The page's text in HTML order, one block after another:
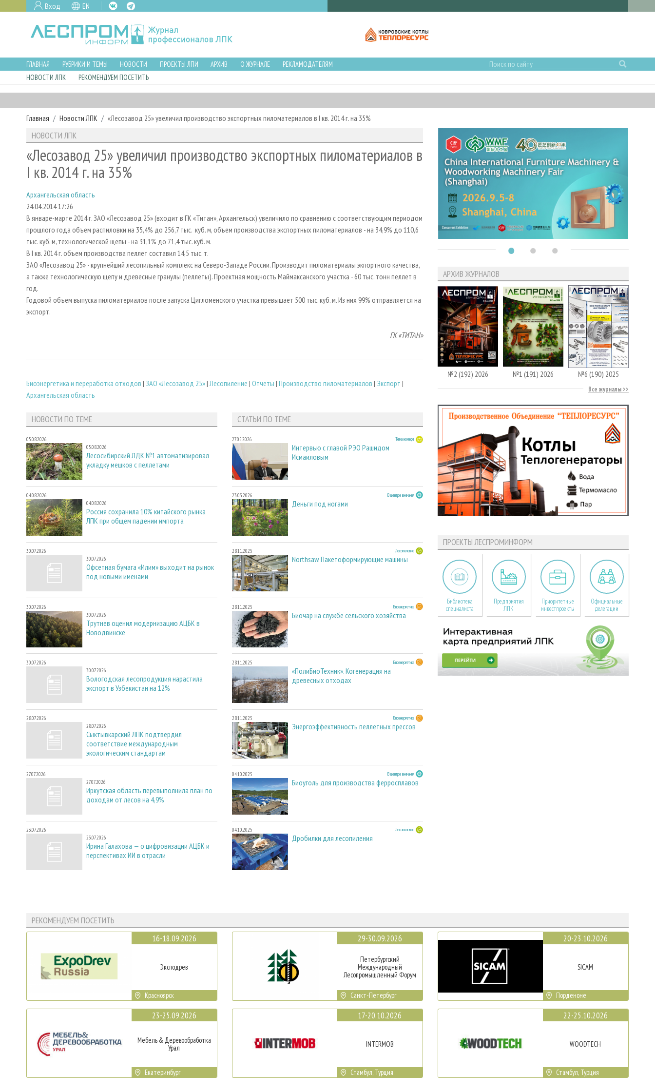
Вход EN
ГЛАВНАЯ РУБРИКИ И ТЕМЫ НОВОСТИ ПРОЕКТЫ ЛПИ АРХИВ О ЖУРНАЛЕ
РЕКЛАМОДАТЕЛЯМ
НОВОСТИ ЛПК
РЕКОМЕНДУЕМ ПОСЕТИТЬ
Главная Новости ЛПК «Лесозавод 25» увеличил производство экспортных пиломатериалов в I кв. 2014 г. на 35%
НОВОСТИ ЛПК
«Лесозавод 25» увеличил производство экспортных пиломатериалов в
I кв. 2014 г. на 35%
Архангельская область
24.04.2014 17:26
В январе-марте 2014 г. ЗАО «Лесозавод 25» (входит в ГК «Титан», Архангельск) увеличило по сравнению с соответствующим периодом
прошлого года объем распиловки на 35,4% до 256,7 тыс. куб. м, объем производства экспортных пиломатериалов - на 34,9% до 110,6
тыс. куб. м, технологической щепы - на 31,1% до 71,4 тыс. куб. м.
В I кв. 2014 г. объем производства пеллет составил 14,5 тыс. т.
ЗАО «Лесозавод 25» - крупнейший лесопильный комплекс на Северо-Западе России. Производит пиломатериалы экпортного качества,
а также технологическую щепу и древесные гранулы (пеллеты). Проектная мощность Маймаксанского участка - 60 тыс. тонн пеллет в
год.
Годовой объем выпуска пиломатериалов после запуска Цигломенского участка превышает 500 тыс. куб. м. Из них 99% отправляется на
экспорт.
ГК «ТИТАН»
Биoэнергетика и переработка отходов | ЗАО «Лесозавод 25»| Лесопиление | Отчеты | Производство пиломатериалов | Экспорт |
Архангельская область
НОВОСТИ ПО ТЕМЕ
05.08.2026
05.08.2026
Лесосибирский ЛДК №1 автоматизировал
укладку мешков с пеллетами
04.08.2026
04.08.2026
Россия сохранила 10% китайского рынка
ЛПК при общем падении импорта
30.07.2026
30.07.2026
Офсетная бумага «Илим» выходит на рынок
под новыми именами
30.07.2026
30.07.2026
Трутнев оценил модернизацию АЦБК в
Новодвинске
30.07.2026
30.07.2026
Вологодская лесопродукция нарастила
экспорт в Узбекистан на 12%
28.07.2026
28.07.2026
Сыктывкарский ЛПК подтвердил
соответствие международным
экологическим стандартам
27.07.2026
27.07.2026
Иркутская область перевыполнила план по
доходам от лесов на 4,9%
23.07.2026
23.07.2026
Ирина Галахова — о цифровизации АЦБК и
перспективах ИИ в отрасли
СТАТЬИ ПО ТЕМЕ
27.05.2026 Тема номера
Интервью с главой РЭО Рашидом
Исмаиловым
23.03.2026 В центре внимания
Деньги под ногами
28.11.2025 Лесопиление
Northsaw. Пакетоформирующие машины
28.11.2025 Биоэнергетика
Биочар на службе сельского хозяйства
28.11.2025 Биоэнергетика
«ПолиБиоТехник». Когенерация на
древесных отходах
28.11.2025 Биоэнергетика
Энергоэффективность пеллетных прессов
04.10.2025 В центре внимания
Биоуголь для производства ферросплавов
04.10.2025 Лесопиление
Дробилки для лесопиления
АРХИВ ЖУРНАЛОВ
№2 (192) 2026 №1 (191) 2026 №6 (190) 2025
Все журналы
ПРОЕКТЫ ЛЕСПРОМИНФОРМ
Библиотека
специалиста
Предприятия
ЛПК
Приоритетные
инвестпроекты
Официальные
делегации
РЕКОМЕНДУЕМ ПОСЕТИТЬ
16-18.09.2026
Эксподрев
Красноярск
23-25.09.2026
Мебель & Деревообработка
Урал
Екатеринбург
29-30.09.2026
Петербургский
Международный
Лесопромышленный Форум
Санкт-Петербург
17-20.10.2026
INTERMOB
Стамбул, Турция
20-23.10.2026
SICAM
Порденоне
22-25.10.2026
WOODTECH
Стамбул, Турция